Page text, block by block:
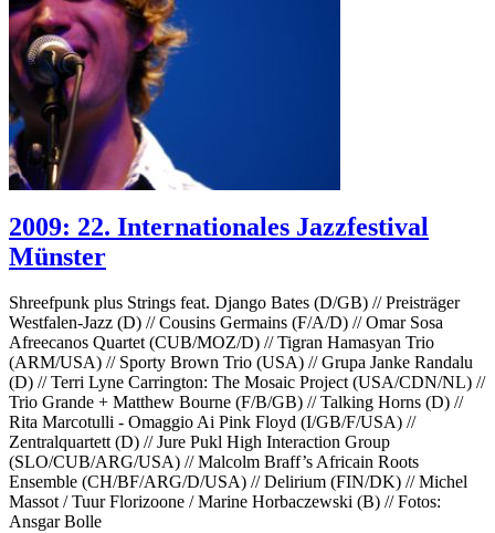
2009: 22. Internationales Jazzfestival
Münster
Shreefpunk plus Strings feat. Django Bates (D/GB) // Preisträger
Westfalen-Jazz (D) // Cousins Germains (F/A/D) // Omar Sosa
Afreecanos Quartet (CUB/MOZ/D) // Tigran Hamasyan Trio
(ARM/USA) // Sporty Brown Trio (USA) // Grupa Janke Randalu
(D) // Terri Lyne Carrington: The Mosaic Project (USA/CDN/NL) //
Trio Grande + Matthew Bourne (F/B/GB) // Talking Horns (D) //
Rita Marcotulli - Omaggio Ai Pink Floyd (I/GB/F/USA) //
Zentralquartett (D) // Jure Pukl High Interaction Group
(SLO/CUB/ARG/USA) // Malcolm Braff’s Africain Roots
Ensemble (CH/BF/ARG/D/USA) // Delirium (FIN/DK) // Michel
Massot / Tuur Florizoone / Marine Horbaczewski (B) // Fotos:
Ansgar Bolle